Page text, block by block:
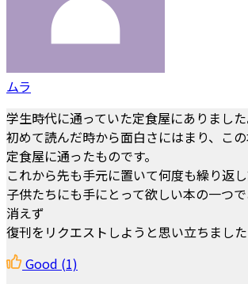
ムラ
学生時代に通っていた定食屋にありました
初めて読んだ時から面白さにはまり、こ
定食屋に通ったものです。
これから先も手元に置いて何度も繰り返
子供たちにも手にとって欲しい本の一つ
消えず
復刊をリクエストしようと思い立ちました
Good (1)